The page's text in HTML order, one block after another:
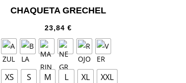
CHAQUETA GRECHEL
23,84€
XS S M L XL XXL